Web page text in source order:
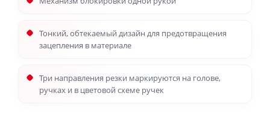
Тонкий, обтекаемый дизайн для предотвращения
зацепления в материале
Три направления резки маркируются на голове,
ручках и в цветовой схеме ручек